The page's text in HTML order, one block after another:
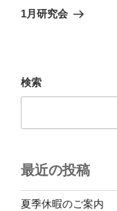
ゲ
ン
の
1月研究会
検索
最近の投稿
夏季休暇のご案内